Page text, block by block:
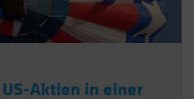
Aktien in einer